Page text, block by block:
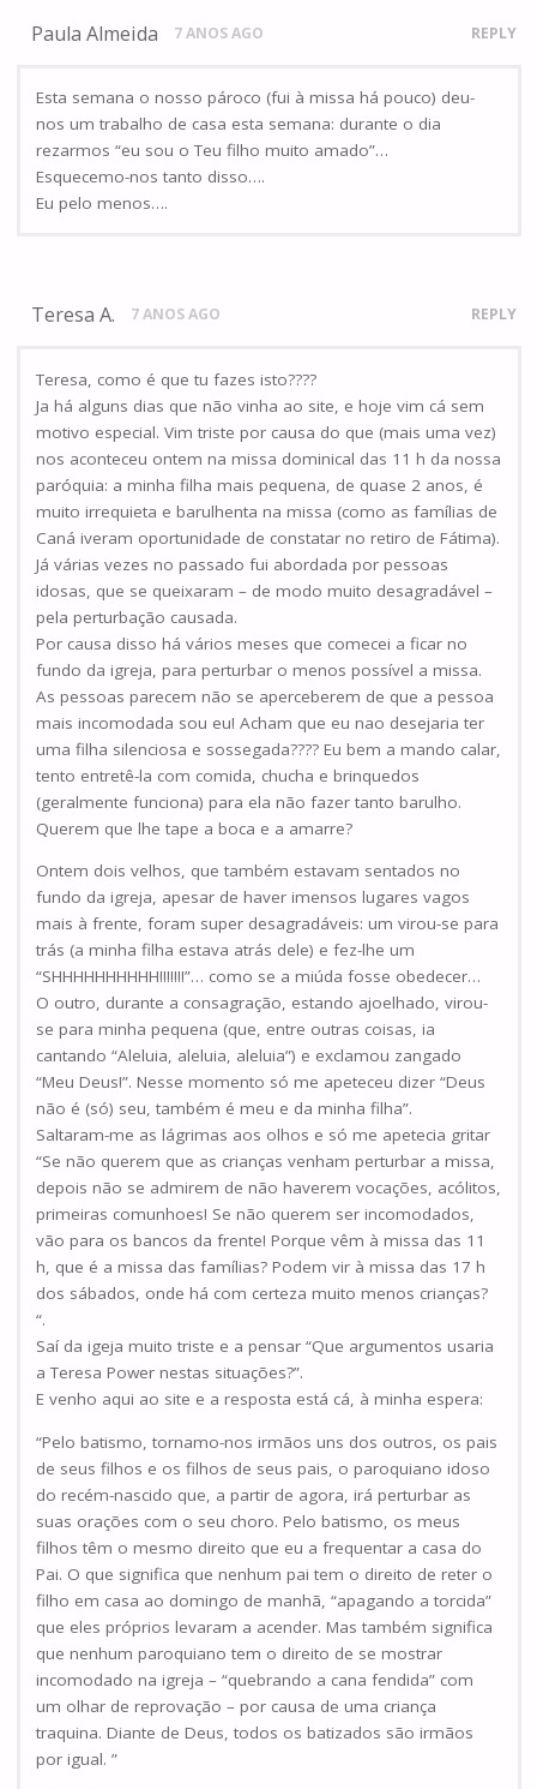
Paula Almeida 7 ANOS AGO REPLY
Esta semana o nosso pároco (fui à missa há pouco) deu-
nos um trabalho de casa esta semana: durante o dia
rezarmos “eu sou o Teu filho muito amado”…
Esquecemo-nos tanto disso….
Eu pelo menos….
Teresa A. 7 ANOS AGO REPLY
Teresa, como é que tu fazes isto????
Ja há alguns dias que não vinha ao site, e hoje vim cá sem
motivo especial. Vim triste por causa do que (mais uma vez)
nos aconteceu ontem na missa dominical das 11 h da nossa
paróquia: a minha filha mais pequena, de quase 2 anos, é
muito irrequieta e barulhenta na missa (como as famílias de
Caná iveram oportunidade de constatar no retiro de Fátima).
Já várias vezes no passado fui abordada por pessoas
idosas, que se queixaram – de modo muito desagradável –
pela perturbação causada.
Por causa disso há vários meses que comecei a ficar no
fundo da igreja, para perturbar o menos possível a missa.
As pessoas parecem não se aperceberem de que a pessoa
mais incomodada sou eu! Acham que eu nao desejaria ter
uma filha silenciosa e sossegada???? Eu bem a mando calar,
tento entretê-la com comida, chucha e brinquedos
(geralmente funciona) para ela não fazer tanto barulho.
Querem que lhe tape a boca e a amarre?
Ontem dois velhos, que também estavam sentados no
fundo da igreja, apesar de haver imensos lugares vagos
mais à frente, foram super desagradáveis: um virou-se para
trás (a minha filha estava atrás dele) e fez-lhe um
“SHHHHHHHHHH!!!!!!!”… como se a miúda fosse obedecer…
O outro, durante a consagração, estando ajoelhado, virou-
se para minha pequena (que, entre outras coisas, ia
cantando “Aleluia, aleluia, aleluia”) e exclamou zangado
“Meu Deus!”. Nesse momento só me apeteceu dizer “Deus
não é (só) seu, também é meu e da minha filha”.
Saltaram-me as lágrimas aos olhos e só me apetecia gritar
“Se não querem que as crianças venham perturbar a missa,
depois não se admirem de não haverem vocações, acólitos,
primeiras comunhoes! Se não querem ser incomodados,
vão para os bancos da frente! Porque vêm à missa das 11
h, que é a missa das famílias? Podem vir à missa das 17 h
dos sábados, onde há com certeza muito menos crianças?
“.
Saí da igeja muito triste e a pensar “Que argumentos usaria
a Teresa Power nestas situações?”.
E venho aqui ao site e a resposta está cá, à minha espera:
“Pelo batismo, tornamo-nos irmãos uns dos outros, os pais
de seus filhos e os filhos de seus pais, o paroquiano idoso
do recém-nascido que, a partir de agora, irá perturbar as
suas orações com o seu choro. Pelo batismo, os meus
filhos têm o mesmo direito que eu a frequentar a casa do
Pai. O que significa que nenhum pai tem o direito de reter o
filho em casa ao domingo de manhã, “apagando a torcida”
que eles próprios levaram a acender. Mas também significa
que nenhum paroquiano tem o direito de se mostrar
incomodado na igreja – “quebrando a cana fendida” com
um olhar de reprovação – por causa de uma criança
traquina. Diante de Deus, todos os batizados são irmãos
por igual. ”